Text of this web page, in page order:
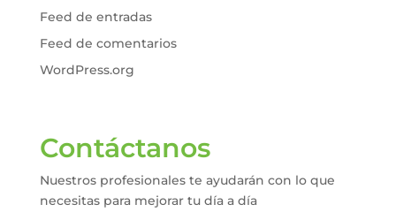
Feed de entradas
Feed de comentarios
WordPress.org
Contáctanos
Nuestros profesionales te ayudarán con lo que
necesitas para mejorar tu día a día